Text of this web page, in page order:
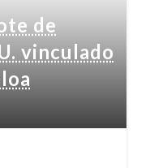
de
vinculado